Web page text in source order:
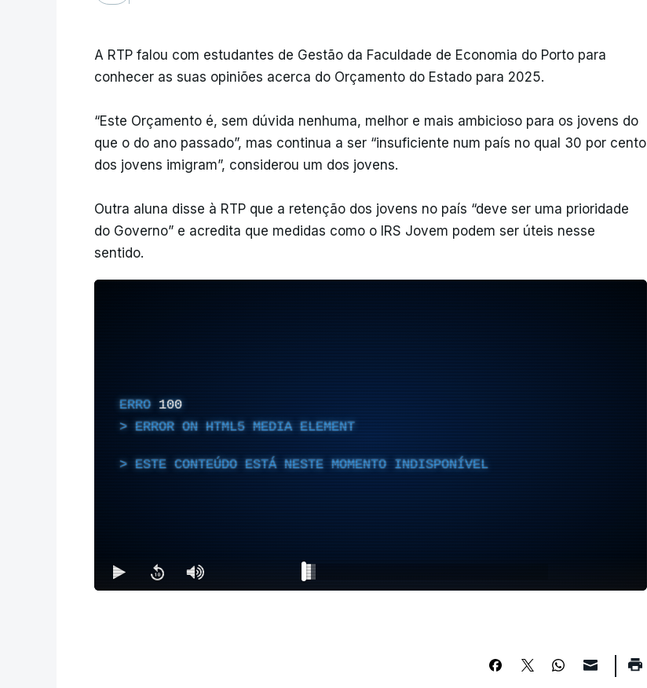
A RTP falou com estudantes de Gestão da Faculdade de Economia do Porto para
conhecer as suas opiniões acerca do Orçamento do Estado para 2025.
“Este Orçamento é, sem dúvida nenhuma, melhor e mais ambicioso para os jovens do
que o do ano passado”, mas continua a ser “insuficiente num país no qual 30 por cento
dos jovens imigram”, considerou um dos jovens.
Outra aluna disse à RTP que a retenção dos jovens no país “deve ser uma prioridade
do Governo” e acredita que medidas como o IRS Jovem podem ser úteis nesse
sentido.
ERRO 100
ERROR ON HTML5 MEDIA ELEMENT
ESTE CONTEÚDO ESTÁ NESTE MOMENTO INDISPONÍVEL